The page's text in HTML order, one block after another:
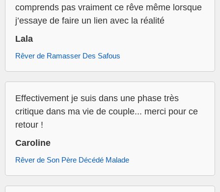
comprends pas vraiment ce rêve même lorsque
j’essaye de faire un lien avec la réalité
Lala
Rêver de Ramasser Des Safous
Effectivement je suis dans une phase très
critique dans ma vie de couple... merci pour ce
retour !
Caroline
Rêver de Son Père Décédé Malade